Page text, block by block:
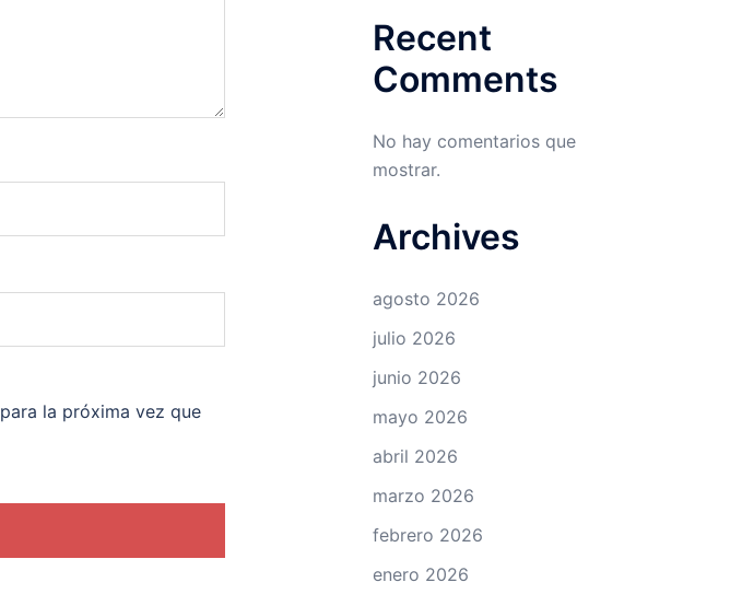
la próxima vez que
Recent
Comments
No hay comentarios que
mostrar.
Archives
agosto 2026
julio 2026
junio 2026
mayo 2026
abril 2026
marzo 2026
febrero 2026
enero 2026